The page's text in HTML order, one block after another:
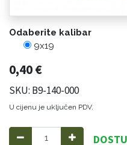
Odaberite kalibar
9x19
0,40€
SKU: B9-140-000
U cijenu je uključen PDV.